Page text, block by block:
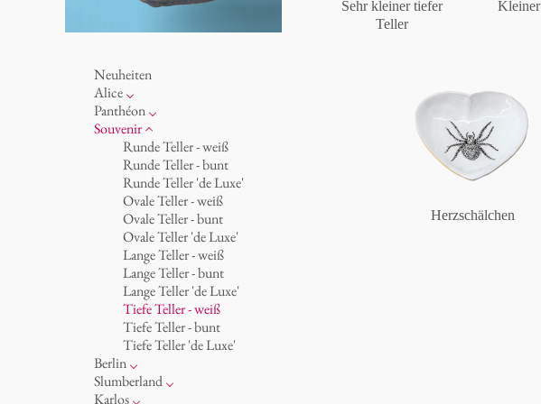
Slumberland
Karlos
Neuheiten
Alice
Porzellan
Ozean
Tassen 'Glam' weiß
Tassen - weiß
Tassen 'Glam'
Tassen 'de Luxe'
Becher
Becher 'de Luxe'
Schalen
Milchkännchen
Panthéon
Persönlichkeiten
Schriftsteller
Schauspieler
Künstler
Mode
Koch
Königlich
Humor
klassische Musiker
zeitgenössische Musiker
Souvenir
Runde Teller - weiß
Runde Teller - bunt
Runde Teller 'de Luxe'
Ovale Teller - weiß
Ovale Teller - bunt
Ovale Teller 'de Luxe'
Lange Teller - weiß
Lange Teller - bunt
Lange Teller 'de Luxe'
Tiefe Teller - weiß
Tiefe Teller - bunt
Tiefe Teller 'de Luxe'
Berlin
Noël
Tassen
Slumberland
Kuchenteller
Karlos
Sehr kleiner tiefer
Teller
Herzschälchen